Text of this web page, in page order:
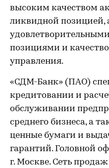
высоким качеством
ликвидной позицией,
позициями и
управления.
«СДМ-Банк» (ПАО)
кредитовании и
обслуживании
среднего бизнеса, а
ценные бумаги и
гарантий. Головной
г. Москве. Сеть